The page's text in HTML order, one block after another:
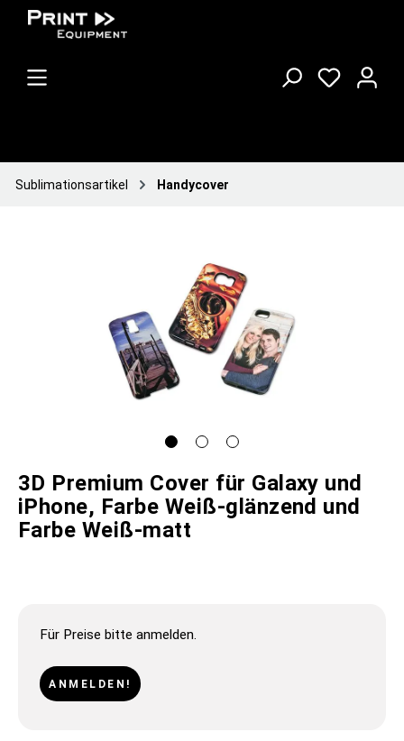
Sublimationsartikel Handycover
3D Premium Cover für Galaxy und
iPhone, Farbe Weiß-glänzend und
Farbe Weiß-matt
Für Preise bitte anmelden.
ANMELDEN!